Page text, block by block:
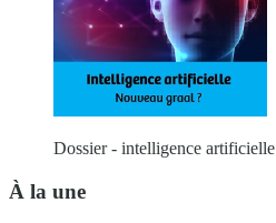
Dossier - intelligence artificielle
À la une